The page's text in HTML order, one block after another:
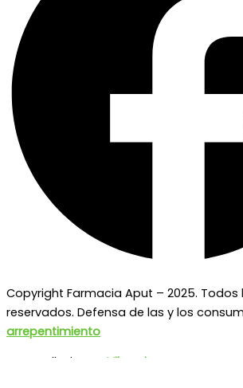
Copyright Farmacia Aput – 2025. Todos
reservados. Defensa de las y los
arrepentimiento
Desarrollado por Vibranica